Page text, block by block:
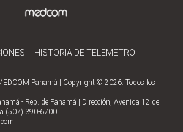
HISTORIA DE TELEMETRO
Panamá | Copyright © 2026. Todos los
- Rep. de Panamá | Dirección, Avenida 12 de
(507) 390-6700